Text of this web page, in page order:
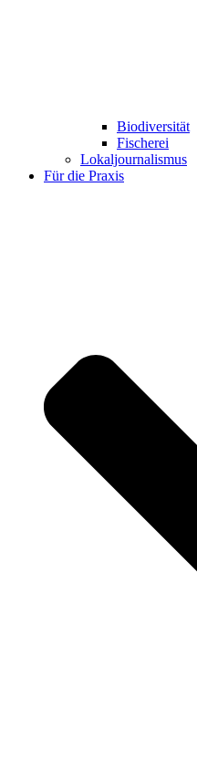
Biodiversität
Fischerei
Lokaljournalismus
Für die Praxis